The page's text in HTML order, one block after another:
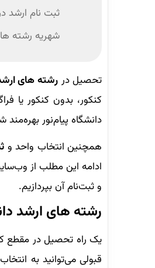
ثبت نام ارشد
شهریه رشته
تحصیل در رشته های
کنکور، بدون کنکور یا
دانشگاه پیام‌نور بهره‌مند
همچنین انتخاب واحد و
ادامه این مطلب از
و ثبت‌نام آن بپردازیم.
رشته های ارشد
یک راه تحصیل در مقطع
قبولی می‌توانید به